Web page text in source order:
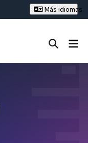
Más idiomas